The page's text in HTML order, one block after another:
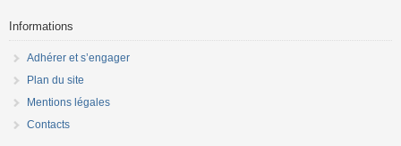
Informations
Adhérer et s’engager
Plan du site
Mentions légales
Contacts